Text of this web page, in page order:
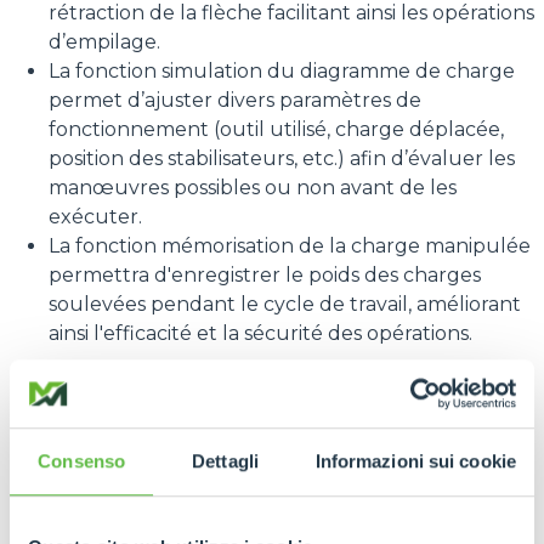
Consenso Dettagli Informazioni sui cookie
rétraction de la flèche facilitant ainsi les opérations
d’empilage.
La fonction simulation du diagramme de charge
permet d’ajuster divers paramètres de
fonctionnement (outil utilisé, charge déplacée,
position des stabilisateurs, etc.) afin d’évaluer les
manœuvres possibles ou non avant de les
exécuter.
La fonction mémorisation de la charge manipulée
permettra d'enregistrer le poids des charges
soulevées pendant le cycle de travail, améliorant
ainsi l'efficacité et la sécurité des opérations.
Radiocommande.
Entièrement redessinée pour
une meilleure ergonomie, cette nouvelle
intelligente, 2 mini-joysticks et un écran couleur.